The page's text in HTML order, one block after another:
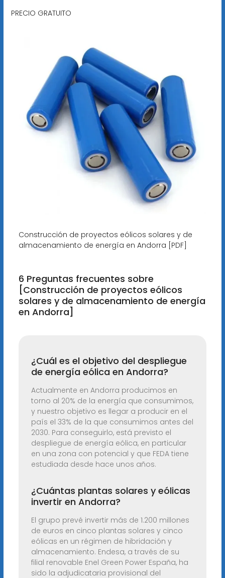
PRECIO GRATUITO
Construcción de proyectos eólicos solares y de
almacenamiento de energía en Andorra [PDF]
6 Preguntas frecuentes sobre
[Construcción de proyectos eólicos
solares y de almacenamiento de energía
en Andorra]
¿Cuál es el objetivo del despliegue
de energía eólica en Andorra?
Actualmente en Andorra producimos en
torno al 20% de la energía que consumimos,
y nuestro objetivo es llegar a producir en el
país el 33% de la que consumimos antes del
2030. Para conseguirlo, está previsto el
despliegue de energía eólica, en particular
en una zona con potencial y que FEDA tiene
estudiada desde hace unos años.
¿Cuántas plantas solares y eólicas
invertir en Andorra?
El grupo prevé invertir más de 1.200 millones
de euros en cinco plantas solares y cinco
eólicas en un régimen de hibridación y
almacenamiento. Endesa, a través de su
filial renovable Enel Green Power España, ha
sido la adjudicataria provisional del